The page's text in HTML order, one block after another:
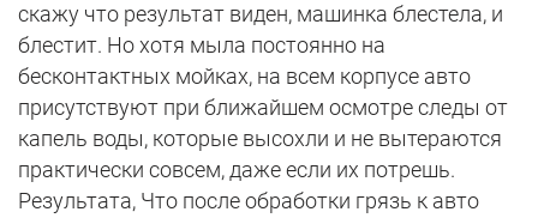
скажу что результат виден, машинка блестела, и
блестит. Но хотя мыла постоянно на
бесконтактных мойках, на всем корпусе авто
присутствуют при ближайшем осмотре следы от
капель воды, которые высохли и не вытераются
практически совсем, даже если их потрешь.
Результата, Что после обработки грязь к авто